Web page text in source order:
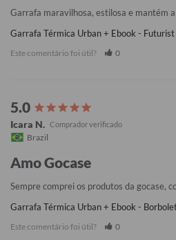
Garrafa maravilhosa, estilosa e mantém
Garrafa Térmica Urban + Ebook - Futurist
Este comentário foi útil? 0
Icara N.
Brazil
Amo Gocase
Sempre comprei os produtos da gocase,
Garrafa Térmica Urban + Ebook -
Este comentário foi útil? 0